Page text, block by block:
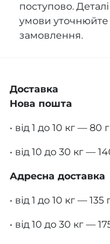
поступово.
умови уточнюйте
замовлення.
Доставка
Нова пошта
• від 1 до 10 кг — 80
• від 10 до 30 кг —
Адресна доставка
• від 1 до 10 кг — 135
• від 10 до 30 кг —